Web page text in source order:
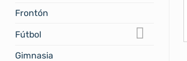
Frontón
Fútbol
Gimnasia